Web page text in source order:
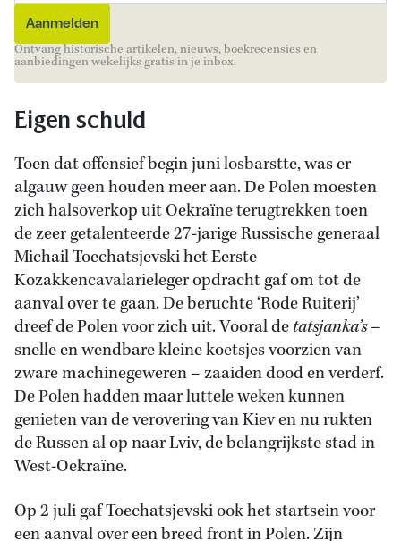
Ontvang historische artikelen, nieuws, boekrecensies en
aanbiedingen wekelijks gratis in je inbox.
Eigen schuld
Toen dat offensief begin juni losbarstte, was er
algauw geen houden meer aan. De Polen moesten
zich halsoverkop uit Oekraïne terugtrekken toen
de zeer getalenteerde 27-jarige Russische generaal
Michail Toechatsjevski het Eerste
Kozakkencavalarieleger opdracht gaf om tot de
aanval over te gaan. De beruchte ‘Rode Ruiterij’
dreef de Polen voor zich uit. Vooral detatsjanka’s–
snelle en wendbare kleine koetsjes voorzien van
zware machinegeweren – zaaiden dood en verderf.
De Polen hadden maar luttele weken kunnen
genieten van de verovering van Kiev en nu rukten
de Russen al op naar Lviv, de belangrijkste stad in
West-Oekraïne.
Op 2 juli gaf Toechatsjevski ook het startsein voor
een aanval over een breed front in Polen. Zijn